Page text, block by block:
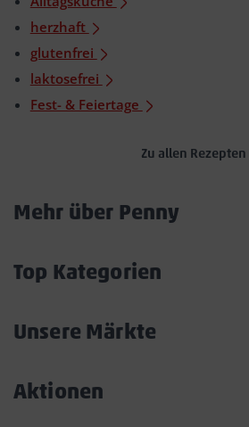
herzhaft
glutenfrei
laktosefrei
Fest- & Feiertage
Zu allen Rezepten
Mehr über Penny
Top Kategorien
Unsere Märkte
Aktionen